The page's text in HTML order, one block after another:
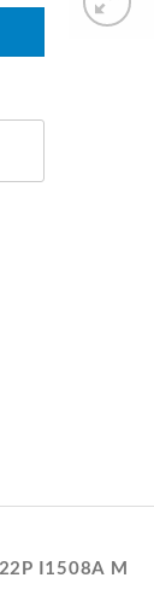
I1508A M